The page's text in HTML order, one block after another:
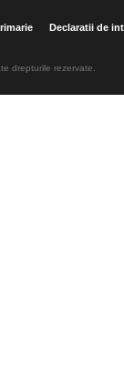
Declaratii de
drepturile rezervate.